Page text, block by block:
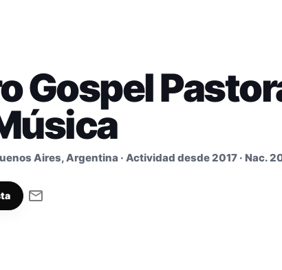
Gospel
Aires, Argentina · Actividad desde 2017 · Nac.